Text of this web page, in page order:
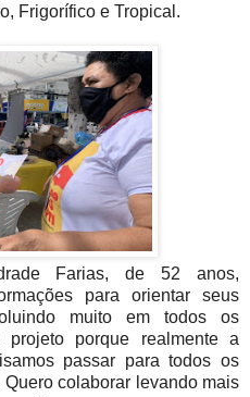
Frigorífico e Tropical.
Farias, de 52 anos,
para orientar seus
muito em todos os
porque realmente a
passar para todos os
colaborar levando mais